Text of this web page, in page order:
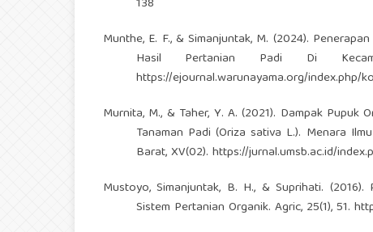
Munthe, E. F., & Simanjuntak, M. (2024).
Hasil Pertanian Padi Di
https://ejournal.warunayama.org/index.php/
Murnita, M., & Taher, Y. A. (2021). Dampak
Tanaman Padi (Oriza sativa L.). Menara
Barat, XV(02). https://jurnal.umsb.ac.id/
Mustoyo, Simanjuntak, B. H., & Suprihati.
Sistem Pertanian Organik. Agric, 25(1), 51.